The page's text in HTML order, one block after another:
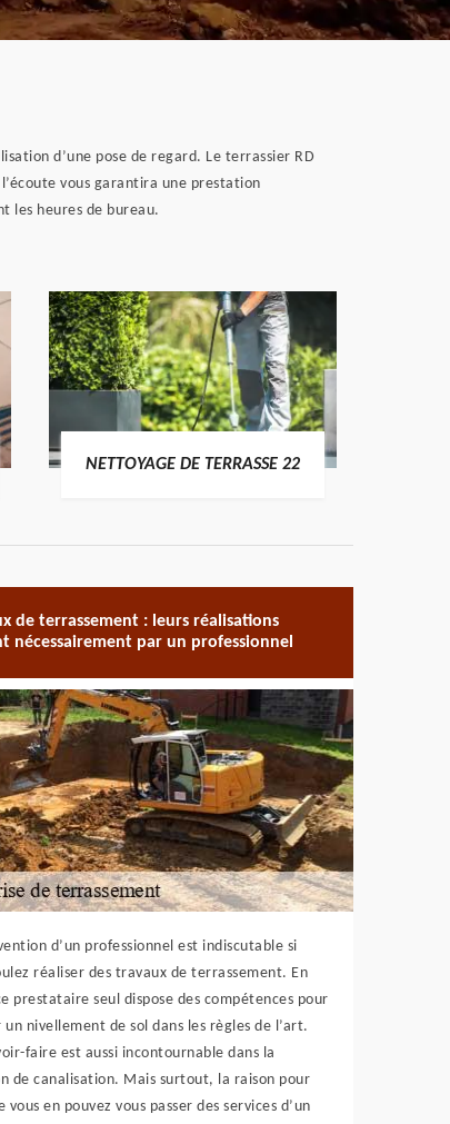
d’une pose de regard. Le terrassier RD
vous garantira une prestation
les heures de bureau.
NETTOYAGE DE TERRASSE 22
de terrassement : leurs réalisations
nécessairement par un professionnel
d’un professionnel est indiscutable si
réaliser des travaux de terrassement. En
prestataire seul dispose des compétences pour
un nivellement de sol dans les règles de l’art.
faire est aussi incontournable dans la
de canalisation. Mais surtout, la raison pour
vous en pouvez vous passer des services d’un